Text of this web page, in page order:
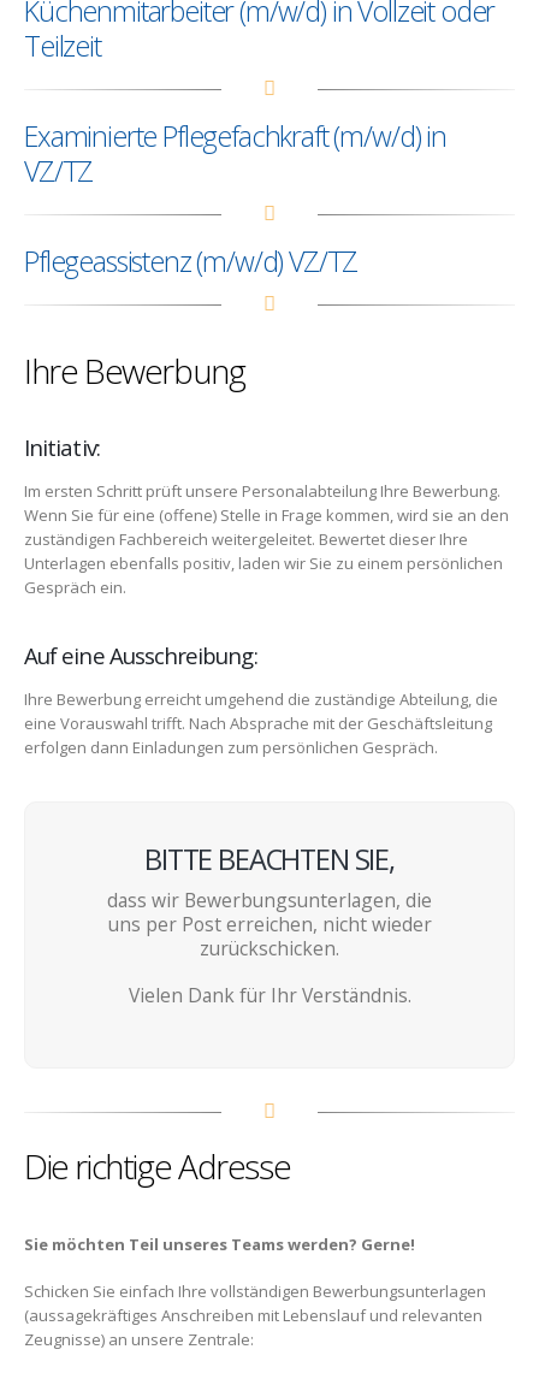
Küchenmitarbeiter (m/w/d) in Vollzeit oder
Teilzeit
Examinierte Pflegefachkraft (m/w/d) in
VZ/TZ
Pflegeassistenz (m/w/d) VZ/TZ
Ihre Bewerbung
Initiativ:
Im ersten Schritt prüft unsere Personalabteilung Ihre Bewerbung.
Wenn Sie für eine (offene) Stelle in Frage kommen, wird sie an den
zuständigen Fachbereich weitergeleitet. Bewertet dieser Ihre
Unterlagen ebenfalls positiv, laden wir Sie zu einem persönlichen
Gespräch ein.
Auf eine Ausschreibung:
Ihre Bewerbung erreicht umgehend die zuständige Abteilung, die
eine Vorauswahl trifft. Nach Absprache mit der Geschäftsleitung
erfolgen dann Einladungen zum persönlichen Gespräch.
BITTE BEACHTEN SIE,
dass wir Bewerbungsunterlagen, die
uns per Post erreichen, nicht wieder
zurückschicken.
Vielen Dank für Ihr Verständnis.
Die richtige Adresse
Sie möchten Teil unseres Teams werden? Gerne!
Schicken Sie einfach Ihre vollständigen Bewerbungsunterlagen
(aussagekräftiges Anschreiben mit Lebenslauf und relevanten
Zeugnisse) an unsere Zentrale: